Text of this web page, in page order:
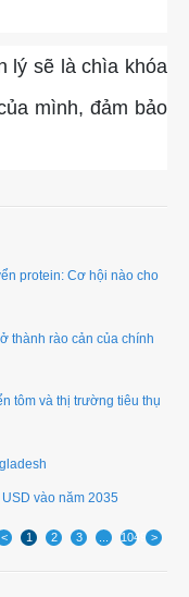
lý sẽ là chìa khóa
mình, đảm bảo
protein: Cơ hội nào cho
thành rào cản của chính
tôm và thị trường tiêu thụ
vào năm 2035
< 1 2 3 1049 >